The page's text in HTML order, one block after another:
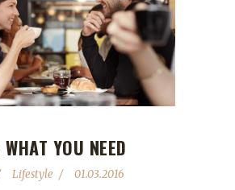
YOU NEED
Lifestyle 01.03.2016